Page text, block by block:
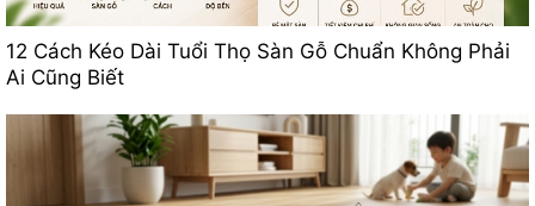
12 Cách Kéo Dài Tuổi Thọ Sàn Gỗ Chuẩn Không Phải
Ai Cũng Biết